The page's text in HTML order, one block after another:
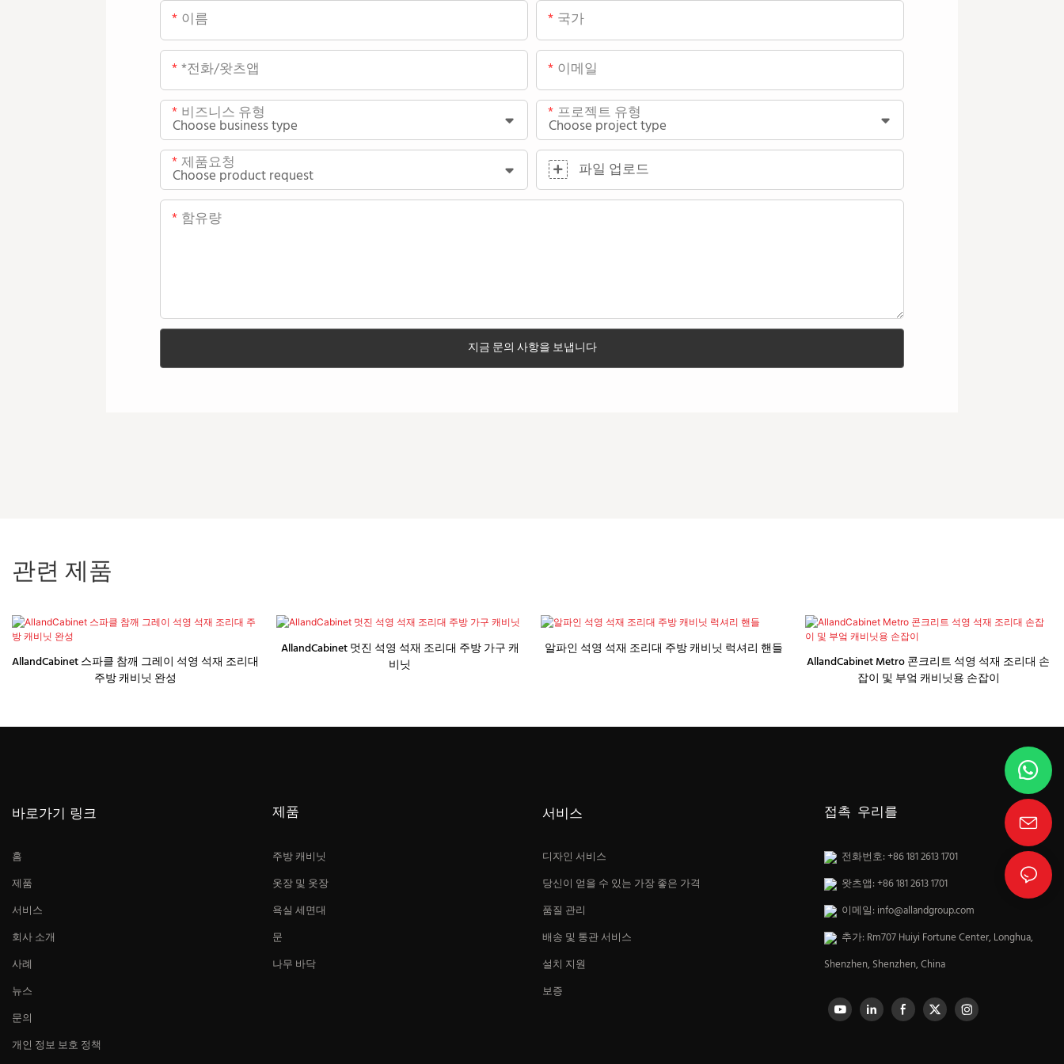
이름 국가
*전화/왓츠앱 이메일
비즈니스 유형 프로젝트 유형
제품요청 파일 업로드
함유량
지금 문의 사항을 보냅니다
관련 제품
AllandCabinet 스파클 참깨 그레이 석영 석재 조리대
주방 캐비닛 완성
AllandCabinet 멋진 석영 석재 조리대 주방 가구 캐
비닛
알파인 석영 석재 조리대 주방 캐비닛 럭셔리 핸들
AllandCabinet Metro 콘크리트 석영 석재 조리대 손
잡이 및 부엌 캐비닛용 손잡이
바로가기 링크
홈
제품
서비스
회사 소개
사례
뉴스
문의
개인 정보 보호 정책
제품
주방 캐비닛
옷장 및 옷장
욕실 세면대
문
나무 바닥
서비스
디자인 서비스
당신이 얻을 수 있는 가장 좋은 가격
품질 관리
배송 및 통관 서비스
설치 지원
보증
접촉 우리를
전화번호: +86 181 2613 1701
왓츠앱: +86 181 2613 1701
이메일: info@allandgroup.com
추가: Rm707 Huiyi Fortune Center, Longhua,
Shenzhen, Shenzhen, China